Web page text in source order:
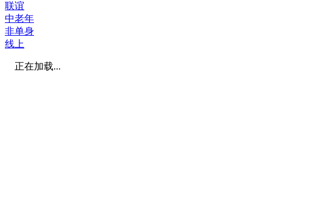
联谊
中老年
非单身
线上
正在加载...